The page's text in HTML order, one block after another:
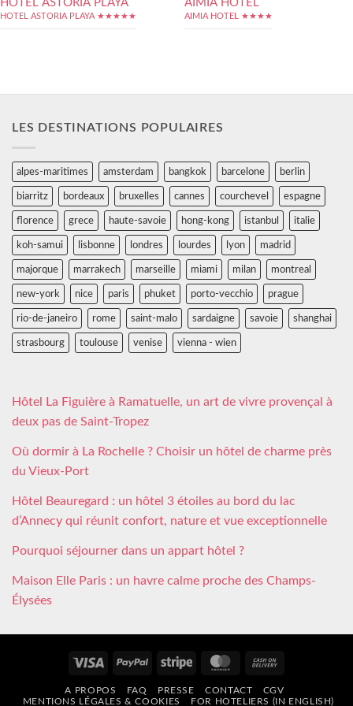
HOTEL ASTORIA PLAYA
HOTEL ASTORIA PLAYA ★★★★★
AIMIA HOTEL
AIMIA HOTEL ★★★★
LES DESTINATIONS POPULAIRES
alpes-maritimes amsterdam bangkok barcelone berlin
biarritz bordeaux bruxelles cannes courchevel espagne
florence grece haute-savoie hong-kong istanbul italie
koh-samui lisbonne londres lourdes lyon madrid
majorque marrakech marseille miami milan montreal
new-york nice paris phuket porto-vecchio prague
rio-de-janeiro rome saint-malo sardaigne savoie shanghai
strasbourg toulouse venise vienna - wien
Hôtel La Figuière à Ramatuelle, un art de vivre provençal à
deux pas de Saint-Tropez
Où dormir à La Rochelle ? Choisir un hôtel de charme près
du Vieux-Port
Hôtel Beauregard : un hôtel 3 étoiles au bord du lac
d’Annecy qui réunit confort, nature et vue exceptionnelle
Pourquoi séjourner dans un appart hôtel ?
Maison Elle Paris : un havre calme proche des Champs-
Élysées
Visa PayPal Stripe MasterCard
Delivery
A PROPOS FAQ PRESSE CONTACT
CGV
MENTIONS LÉGALES & COOKIES
FOR HOTELIERS (IN ENGLISH)